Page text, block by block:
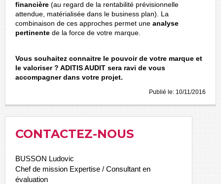
financière (au regard de la rentabilité prévisionnelle
attendue, matérialisée dans le business plan). La
combinaison de ces approches permet une analyse
pertinente de la force de votre marque.
Vous souhaitez connaitre le pouvoir de votre marque et
le valoriser ? ADITIS AUDIT sera ravi de vous
accompagner dans votre projet.
Publié le: 10/11/2016
CONTACTEZ-NOUS
BUSSON Ludovic
Chef de mission Expertise / Consultant en
évaluation